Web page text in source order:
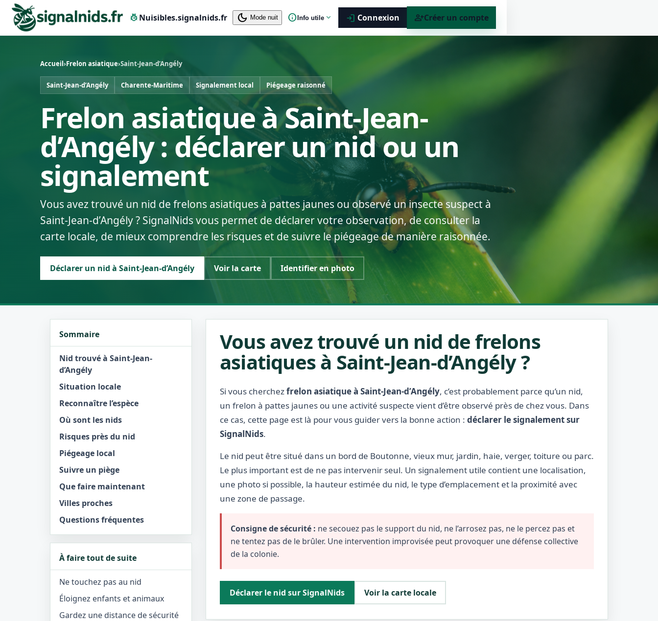
pest_controlNuisibles.signalnids.fr dark_mode Mode nuit infoInfo utile expand_more login Connexion person_addCréer un compte
Accueil›Frelon asiatique›Saint-Jean-d’Angély
Saint-Jean-d’Angély Charente-Maritime Signalement local Piégeage raisonné
Frelon asiatique à Saint-Jean-
d’Angély : déclarer un nid ou un
signalement
Vous avez trouvé un nid de frelons asiatiques à pattes jaunes ou observé un insecte suspect à
Saint-Jean-d’Angély ? SignalNids vous permet de déclarer votre observation, de consulter la
carte locale, de mieux comprendre les risques et de suivre le piégeage de manière raisonnée.
Déclarer un nid à Saint-Jean-d’Angély Voir la carte Identifier en photo
Sommaire
Nid trouvé à Saint-Jean-
d’Angély
Situation locale
Reconnaître l’espèce
Où sont les nids
Risques près du nid
Piégeage local
Suivre un piège
Que faire maintenant
Villes proches
Questions fréquentes
À faire tout de suite
Ne touchez pas au nid
Éloignez enfants et animaux
Gardez une distance de sécurité
Vous avez trouvé un nid de frelons
asiatiques à Saint-Jean-d’Angély ?
Si vous cherchezfrelon asiatique à Saint-Jean-d’Angély, c’est probablement parce qu’un nid,
un frelon à pattes jaunes ou une activité suspecte vient d’être observé près de chez vous. Dans
ce cas, cette page est là pour vous guider vers la bonne action : déclarer le signalement sur
SignalNids.
Le nid peut être situé dans un bord de Boutonne, vieux mur, jardin, haie, verger, toiture ou parc.
Le plus important est de ne pas intervenir seul. Un signalement utile contient une localisation,
une photo si possible, la hauteur estimée du nid, le type d’emplacement et la proximité avec
une zone de passage.
Consigne de sécurité : ne secouez pas le support du nid, ne l’arrosez pas, ne le percez pas et
ne tentez pas de le brûler. Une intervention improvisée peut provoquer une défense collective
de la colonie.
Déclarer le nid sur SignalNids Voir la carte locale